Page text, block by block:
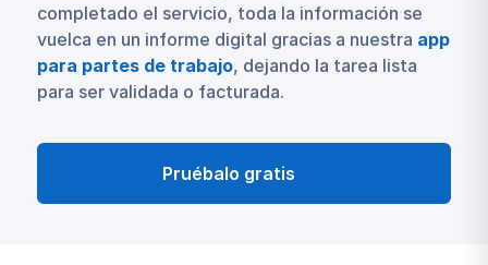
completado el servicio, toda la información se
vuelca en un informe digital gracias a nuestra app
para partes de trabajo, dejando la tarea lista
para ser validada o facturada.
Pruébalo gratis